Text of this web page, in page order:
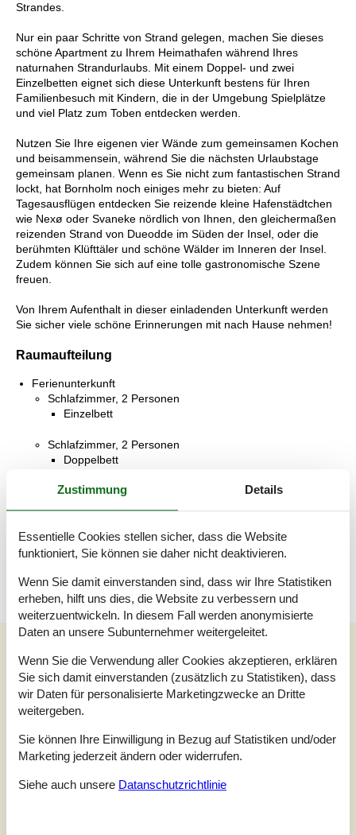
Strandes.
Nur ein paar Schritte von Strand gelegen, machen Sie dieses
schöne Apartment zu Ihrem Heimathafen während Ihres
naturnahen Strandurlaubs. Mit einem Doppel- und zwei
Einzelbetten eignet sich diese Unterkunft bestens für Ihren
Familienbesuch mit Kindern, die in der Umgebung Spielplätze
und viel Platz zum Toben entdecken werden.
Nutzen Sie Ihre eigenen vier Wände zum gemeinsamen Kochen
und beisammensein, während Sie die nächsten Urlaubstage
gemeinsam planen. Wenn es Sie nicht zum fantastischen Strand
lockt, hat Bornholm noch einiges mehr zu bieten: Auf
Tagesausflügen entdecken Sie reizende kleine Hafenstädtchen
wie Nexø oder Svaneke nördlich von Ihnen, den gleichermaßen
reizenden Strand von Dueodde im Süden der Insel, oder die
berühmten Klüfttäler und schöne Wälder im Inneren der Insel.
Zudem können Sie sich auf eine tolle gastronomische Szene
freuen.
Von Ihrem Aufenthalt in dieser einladenden Unterkunft werden
Sie sicher viele schöne Erinnerungen mit nach Hause nehmen!
Raumaufteilung
Ferienunterkunft
Schlafzimmer, 2 Personen
Einzelbett
Schlafzimmer, 2 Personen
Doppelbett
Badezimmer
Terrasse
Offene Terrasse
Unsere Gästebewertungen
Unsere GästebewertungenExterne Bewertungen
4,0
Bewertung ist vom 03.07.2022
5
Zustimmung Details
Essentielle Cookies stellen sicher, dass die Website
funktioniert, Sie können sie daher nicht deaktivieren.
Wenn Sie damit einverstanden sind, dass wir Ihre Statistiken
erheben, hilft uns dies, die Website zu verbessern und
weiterzuentwickeln. In diesem Fall werden anonymisierte
Daten an unsere Subunternehmer weitergeleitet.
Wenn Sie die Verwendung aller Cookies akzeptieren, erklären
Sie sich damit einverstanden (zusätzlich zu Statistiken), dass
wir Daten für personalisierte Marketingzwecke an Dritte
weitergeben.
Sie können Ihre Einwilligung in Bezug auf Statistiken und/oder
Marketing jederzeit ändern oder widerrufen.
Siehe auch unsere Datanschutzrichtlinie